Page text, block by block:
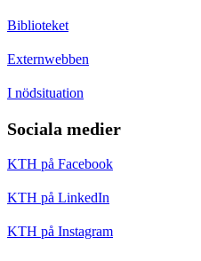
Biblioteket
Externwebben
I nödsituation
Sociala medier
KTH på Facebook
KTH på LinkedIn
KTH på Instagram